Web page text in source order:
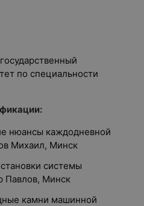
по специальности
нюансы каждодневной
Михаил, Минск
системы
Павлов, Минск
камни машинной